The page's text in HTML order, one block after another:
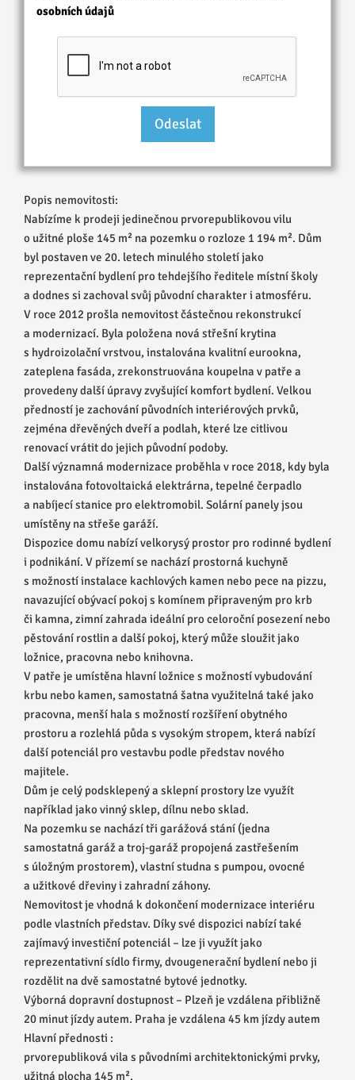
osobních údajů
Popis nemovitosti:
Nabízíme k prodeji jedinečnou prvorepublikovou vilu
o užitné ploše 145 m² na pozemku o rozloze 1 194 m². Dům
byl postaven ve 20. letech minulého století jako
reprezentační bydlení pro tehdejšího ředitele místní školy
a dodnes si zachoval svůj původní charakter i atmosféru.
V roce 2012 prošla nemovitost částečnou rekonstrukcí
a modernizací. Byla položena nová střešní krytina
s hydroizolační vrstvou, instalována kvalitní eurookna,
zateplena fasáda, zrekonstruována koupelna v patře a
provedeny další úpravy zvyšující komfort bydlení. Velkou
předností je zachování původních interiérových prvků,
zejména dřevěných dveří a podlah, které lze citlivou
renovací vrátit do jejich původní podoby.
Další významná modernizace proběhla v roce 2018, kdy byla
instalována fotovoltaická elektrárna, tepelné čerpadlo
a nabíjecí stanice pro elektromobil. Solární panely jsou
umístěny na střeše garáží.
Dispozice domu nabízí velkorysý prostor pro rodinné bydlení
i podnikání. V přízemí se nachází prostorná kuchyně
s možností instalace kachlových kamen nebo pece na pizzu,
navazující obývací pokoj s komínem připraveným pro krb
či kamna, zimní zahrada ideální pro celoroční posezení nebo
pěstování rostlin a další pokoj, který může sloužit jako
ložnice, pracovna nebo knihovna.
V patře je umístěna hlavní ložnice s možností vybudování
krbu nebo kamen, samostatná šatna využitelná také jako
pracovna, menší hala s možností rozšíření obytného
prostoru a rozlehlá půda s vysokým stropem, která nabízí
další potenciál pro vestavbu podle představ nového
majitele.
Dům je celý podsklepený a sklepní prostory lze využít
například jako vinný sklep, dílnu nebo sklad.
Na pozemku se nachází tři garážová stání (jedna
samostatná garáž a troj-garáž propojená zastřešením
s úložným prostorem), vlastní studna s pumpou, ovocné
a užitkové dřeviny i zahradní záhony.
Nemovitost je vhodná k dokončení modernizace interiéru
podle vlastních představ. Díky své dispozici nabízí také
zajímavý investiční potenciál – lze ji využít jako
reprezentativní sídlo firmy, dvougenerační bydlení nebo ji
rozdělit na dvě samostatné bytové jednotky.
Výborná dopravní dostupnost – Plzeň je vzdálena přibližně
20 minut jízdy autem. Praha je vzdálena 45 km jízdy autem
Hlavní přednosti :
prvorepubliková vila s původními architektonickými prvky,
užitná plocha 145 m²,